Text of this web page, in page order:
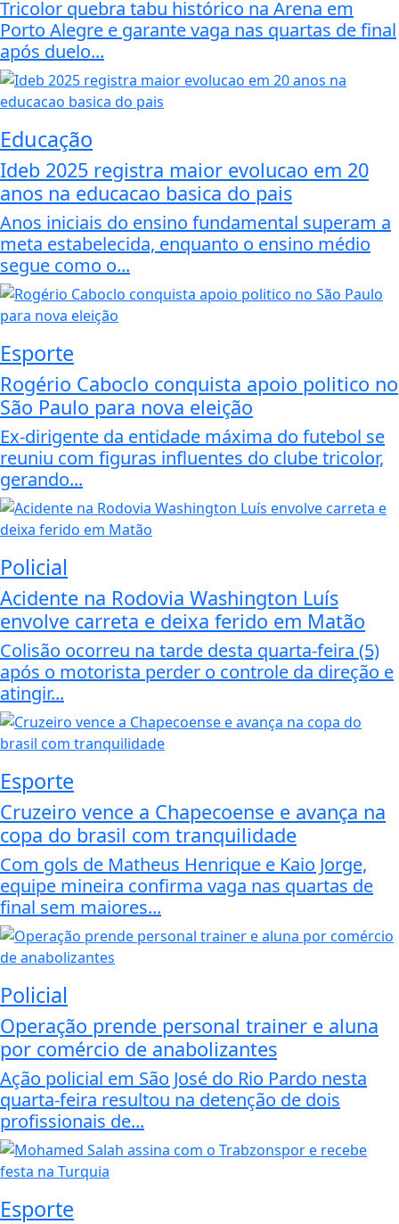
Tricolor quebra tabu histórico na Arena em
Porto Alegre e garante vaga nas quartas de final
após duelo...
Educação
Ideb 2025 registra maior evolucao em 20
anos na educacao basica do pais
Anos iniciais do ensino fundamental superam a
meta estabelecida, enquanto o ensino médio
segue como o...
Esporte
Rogério Caboclo conquista apoio politico no
São Paulo para nova eleição
Ex-dirigente da entidade máxima do futebol se
reuniu com figuras influentes do clube tricolor,
gerando...
Policial
Acidente na Rodovia Washington Luís
envolve carreta e deixa ferido em Matão
Colisão ocorreu na tarde desta quarta-feira (5)
após o motorista perder o controle da direção e
atingir...
Esporte
Cruzeiro vence a Chapecoense e avança na
copa do brasil com tranquilidade
Com gols de Matheus Henrique e Kaio Jorge,
equipe mineira confirma vaga nas quartas de
final sem maiores...
Policial
Operação prende personal trainer e aluna
por comércio de anabolizantes
Ação policial em São José do Rio Pardo nesta
quarta-feira resultou na detenção de dois
profissionais de...
Esporte